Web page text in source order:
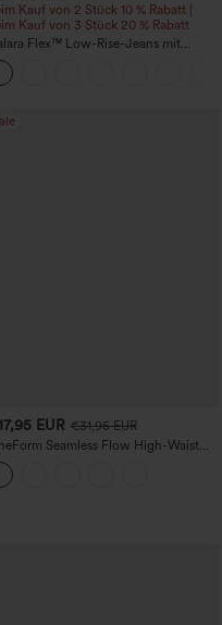
Kauf von 2 Stück 10 % Rabatt |
Kauf von 3 Stück 20 % Rabatt
Flex™ Low-Rise-Jeans mit
gewaschen,
mit weitem Bein, lässig
EUR €31,95 EUR
Seamless Flow High-Waist
– nahtlos, mit hoher
bauchformend und mit
für den Po